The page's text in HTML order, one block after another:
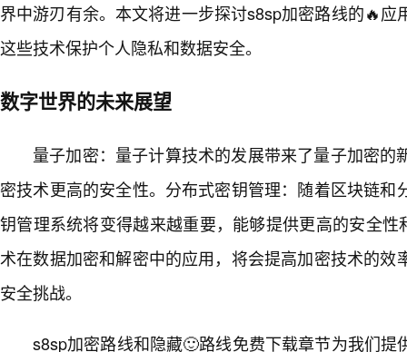
界中游刃有余。本文将进一步探讨s8sp加密路线的🔥
这些技术保护个人隐私和数据安全。
数字世界的未来展望
量子加密：量子计算技术的发展带来了量子加密的
密技术更高的安全性。分布式密钥管理：随着区块链和
钥管理系统将变得越来越重要，能够提供更高的安全
术在数据加密和解密中的应用，将会提高加密技术的效
安全挑战。
s8sp加密路线和隐藏🙂路线免费下载章节为我们提